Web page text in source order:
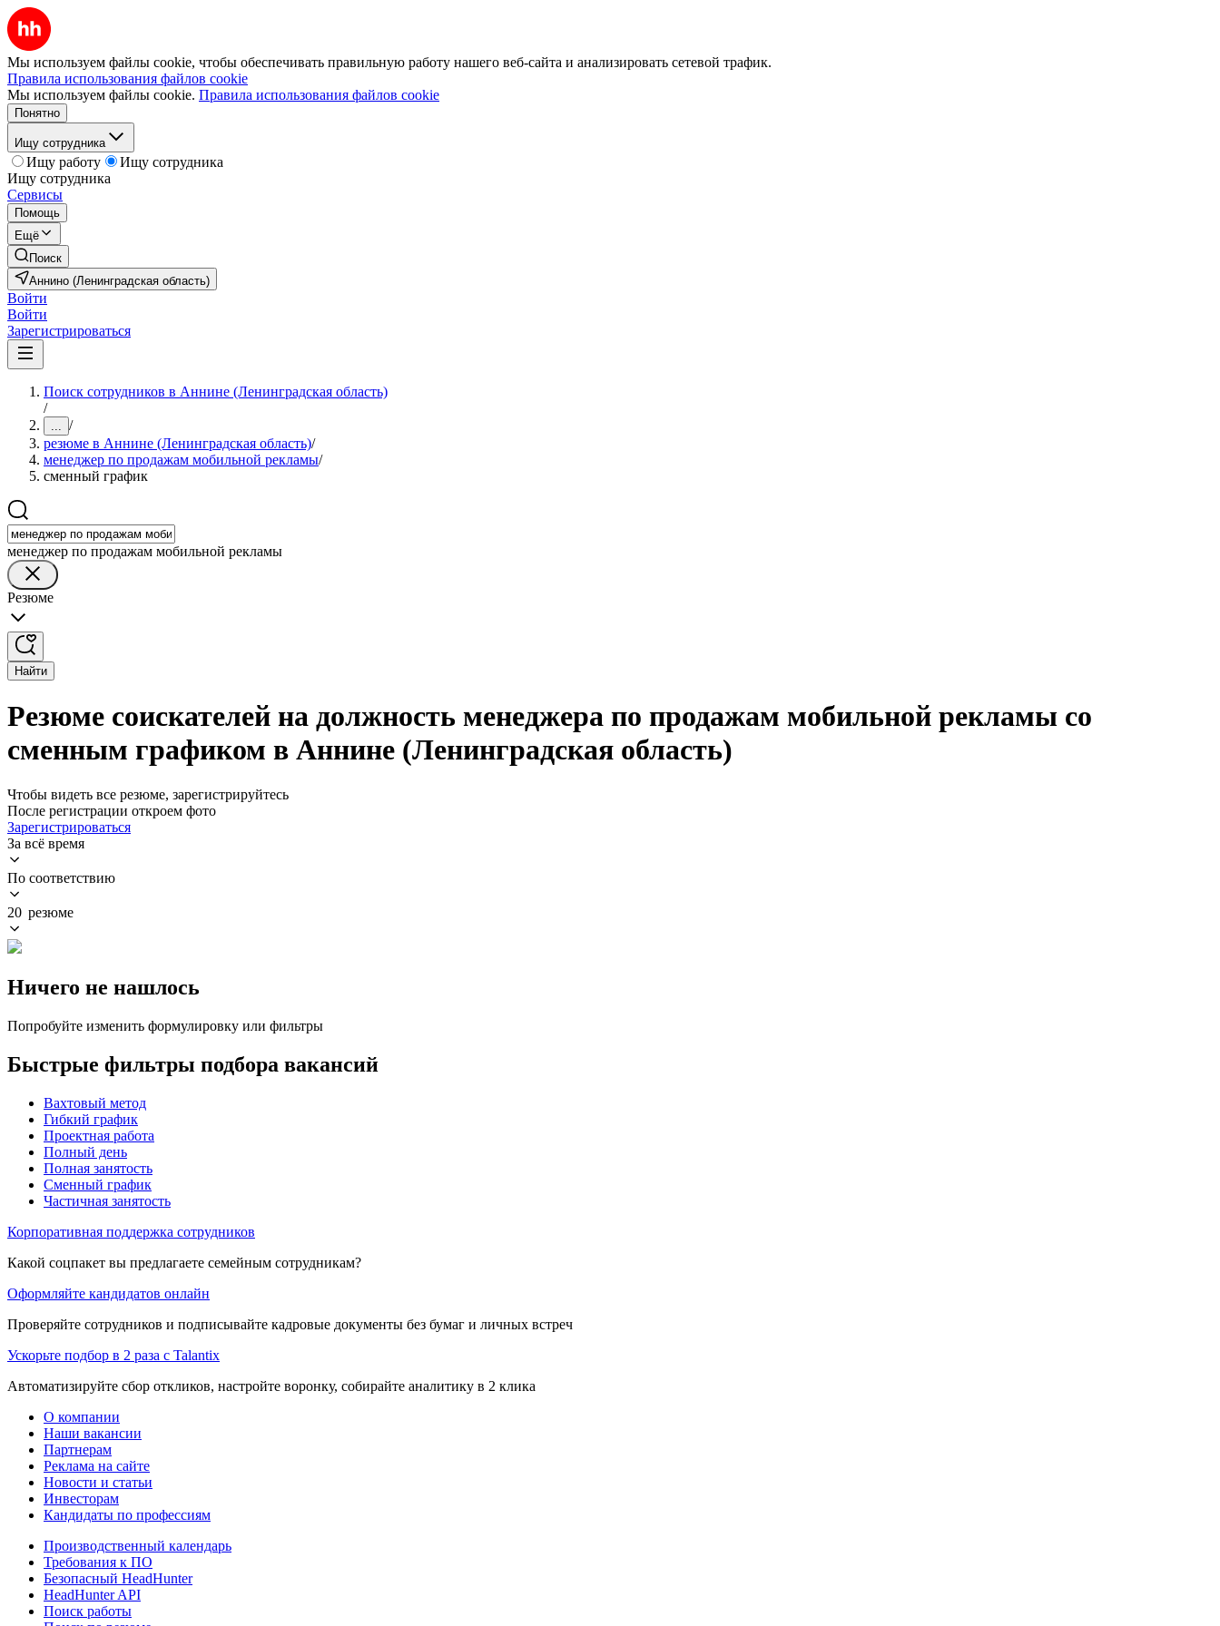
Мы используем файлы cookie, чтобы обеспечивать правильную работу нашего веб-сайта и анализировать сетевой трафик.
Правила использования файлов cookie
Мы используем файлы cookie. Правила использования файлов cookie
Понятно
Ищу сотрудника
Ищу работу
Ищу сотрудника
Ищу сотрудника
Сервисы
Помощь
Ещё
Поиск
Аннино (Ленинградская область)
Войти
Войти
Зарегистрироваться
Поиск сотрудников в Аннине (Ленинградская область)
/
... /
резюме в Аннине (Ленинградская область)/
менеджер по продажам мобильной рекламы/
сменный график
менеджер по продажам мобильной рекламы
Резюме
Найти
Резюме соискателей на должность менеджера по продажам мобильной рекламы со
сменным графиком в Аннине (Ленинградская область)
Чтобы видеть все резюме, зарегистрируйтесь
После регистрации откроем фото
Зарегистрироваться
За всё время
По соответствию
20 резюме
Ничего не нашлось
Попробуйте изменить формулировку или фильтры
Быстрые фильтры подбора вакансий
Вахтовый метод
Гибкий график
Проектная работа
Полный день
Полная занятость
Сменный график
Частичная занятость
Корпоративная поддержка сотрудников
Какой соцпакет вы предлагаете семейным сотрудникам?
Оформляйте кандидатов онлайн
Проверяйте сотрудников и подписывайте кадровые документы без бумаг и личных встреч
Ускорьте подбор в 2 раза с Talantix
Автоматизируйте сбор откликов, настройте воронку, собирайте аналитику в 2 клика
О компании
Наши вакансии
Партнерам
Реклама на сайте
Новости и статьи
Инвесторам
Кандидаты по профессиям
Производственный календарь
Требования к ПО
Безопасный HeadHunter
HeadHunter API
Поиск работы